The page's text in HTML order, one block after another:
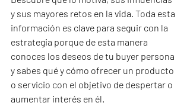
y sus mayores retos en la vida. Toda esta
información es clave para seguir con la
estrategia porque de esta manera
conoces los deseos de tu buyer persona
y sabes qué y cómo ofrecer un producto
o servicio con el objetivo de despertar o
aumentar interés en él.